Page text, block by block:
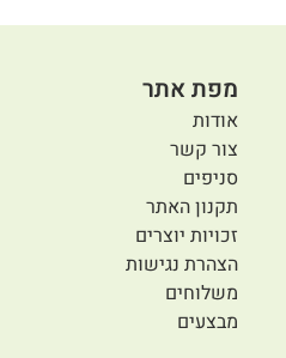
מפת אתר
אודות
צור קשר
סניפים
תקנון האתר
זכויות יוצרים
הצהרת נגישות
משלוחים
מבצעים